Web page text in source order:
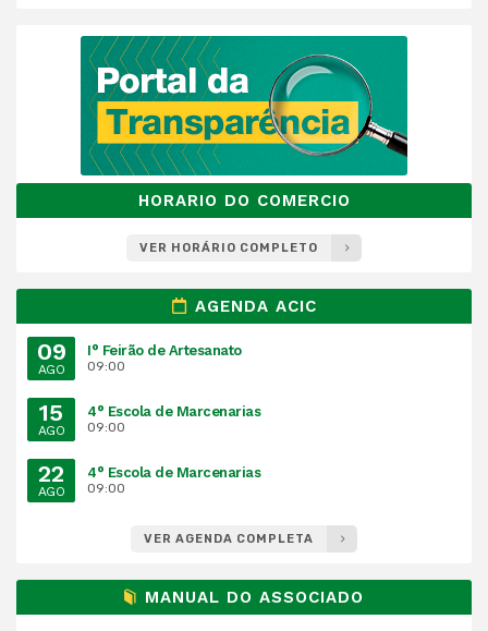
HORARIO DO COMERCIO
VER HORÁRIO COMPLETO
AGENDA ACIC
09
AGO
I° Feirão de Artesanato
09:00
15
AGO
4° Escola de Marcenarias
09:00
22
AGO
4° Escola de Marcenarias
09:00
VER AGENDA COMPLETA
MANUAL DO ASSOCIADO